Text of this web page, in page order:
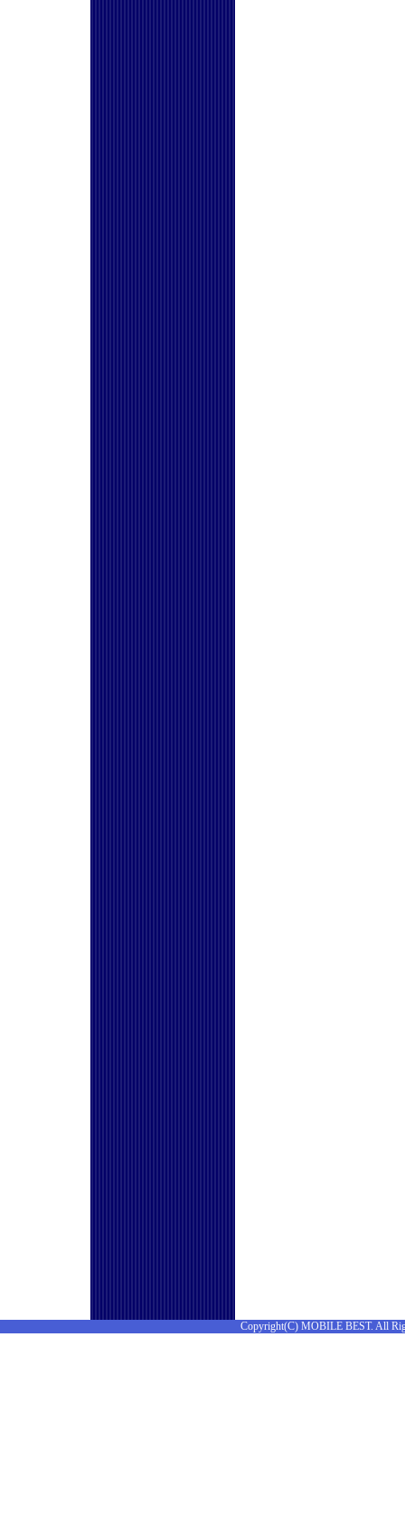
Copyright(C) MOBILE BEST. All